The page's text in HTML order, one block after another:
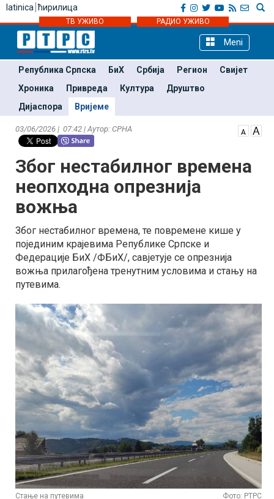
latinica ћирилица
ТВ УЖИВО РАДИО УЖИВО
Meni
Република Српска БиХ Србија Регион
Свијет
Хроника
Привреда Култура
Друштво
Дијаспора
Вријеме
03/06/2026 | 07:42 | Аутор: СРНА
Због нестабилног времена
неопходна опрезнија
вожња
Због нестабилног времена, те повремене кише у
појединим крајевима Републике Српске и
Федерације БиХ /ФБиХ/, савјетује се опрезнија
вожња прилагођена тренутним условима и стању на
путевима.
Стање на путевима Фото: РТРС